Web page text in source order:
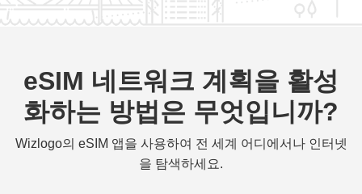
eSIM 네트워크 계획을 활성
화하는 방법은 무엇입니까?
Wizlogo의 eSIM 앱을 사용하여 전 세계 어디에서나 인터넷
을 탐색하세요.